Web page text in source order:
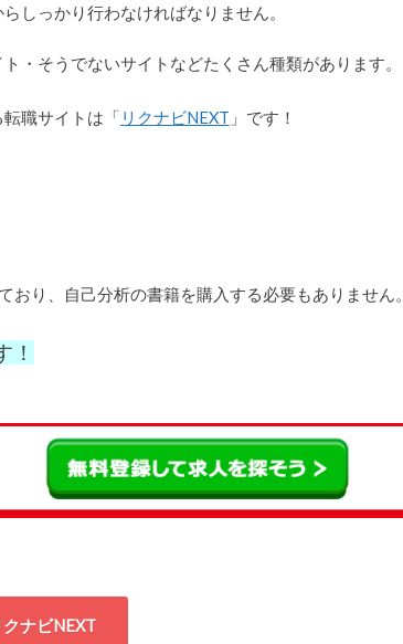
しっかり行わなければなりません。
・そうでないサイトなどたくさん種類があります。
職サイトは「 リクナビNEXT 」です！
おり、自己分析の書籍を購入する必要もありません。
！
クナビNEXT